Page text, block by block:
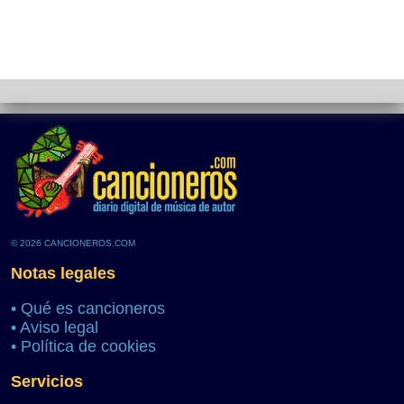
© 2026 CANCIONEROS.COM
Notas legales
• Qué es cancioneros
• Aviso legal
• Política de cookies
Servicios